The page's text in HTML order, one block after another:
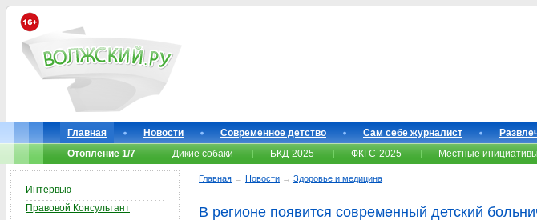
Главная Новости Современное детство Сам себе журналист
Отопление 1/7
Дикие собаки БКД-2025 ФКГС-2025 Местные инициативы
Главная → Новости → Здоровье и медицина
В регионе появится современный детский
Интервью
Правовой Консультант